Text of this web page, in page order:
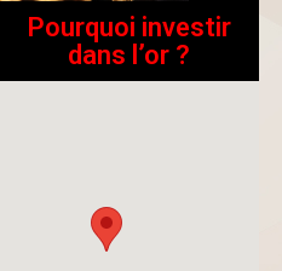
Pourquoi investir
dans l’or ?